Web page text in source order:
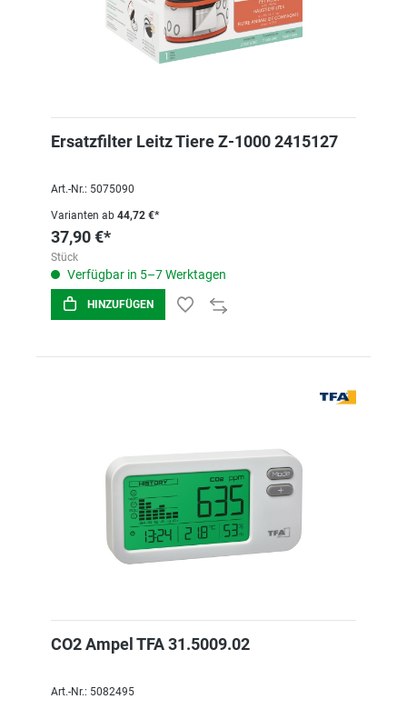
Ersatzfilter Leitz Tiere Z-1000 2415127
Art.-Nr.: 5075090
Varianten ab 44,72 €*
37,90 €*
Stück
Verfügbar in 5–7 Werktagen
HINZUFÜGEN
CO2 Ampel TFA 31.5009.02
Art.-Nr.: 5082495